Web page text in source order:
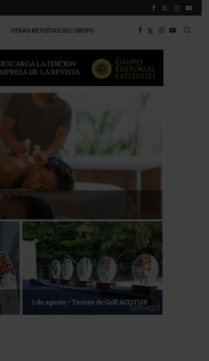
OTRAS REVISTAS DEL GRUPO
1 de agosto • Torneo de Golf ACOTUR